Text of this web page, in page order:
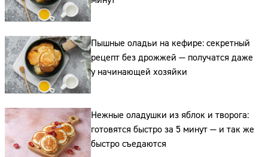
Пышные оладьи на кефире: секретный
рецепт без дрожжей — получатся даже
у начинающей хозяйки
Нежные оладушки из яблок и творога:
готовятся быстро за 5 минут — и так же
быстро съедаются